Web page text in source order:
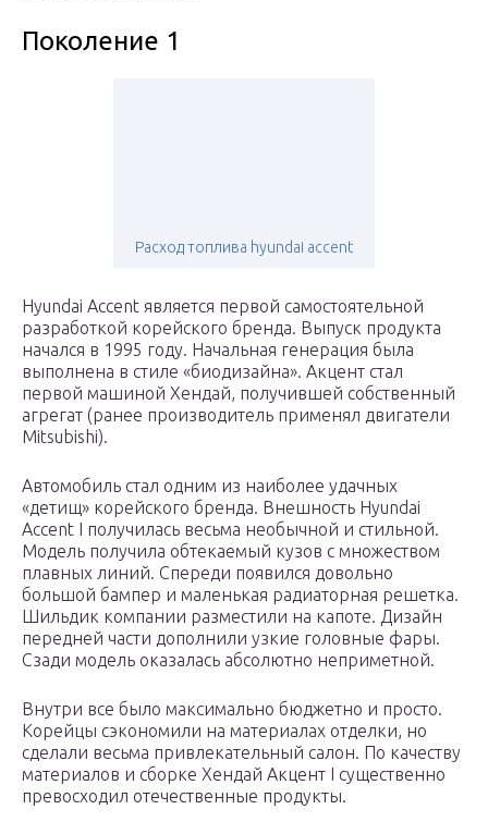
Поколение 1
Расход топлива hyundai accent
Hyundai Accent является первой самостоятельной
разработкой корейского бренда. Выпуск продукта
начался в 1995 году. Начальная генерация была
выполнена в стиле «биодизайна». Акцент стал
первой машиной Хендай, получившей собственный
агрегат (ранее производитель применял двигатели
Mitsubishi).
Автомобиль стал одним из наиболее удачных
«детищ» корейского бренда. Внешность Hyundai
Accent I получилась весьма необычной и стильной.
Модель получила обтекаемый кузов с множеством
плавных линий. Спереди появился довольно
большой бампер и маленькая радиаторная решетка.
Шильдик компании разместили на капоте. Дизайн
передней части дополнили узкие головные фары.
Сзади модель оказалась абсолютно неприметной.
Внутри все было максимально бюджетно и просто.
Корейцы сэкономили на материалах отделки, но
сделали весьма привлекательный салон. По качеству
материалов и сборке Хендай Акцент I существенно
превосходил отечественные продукты.